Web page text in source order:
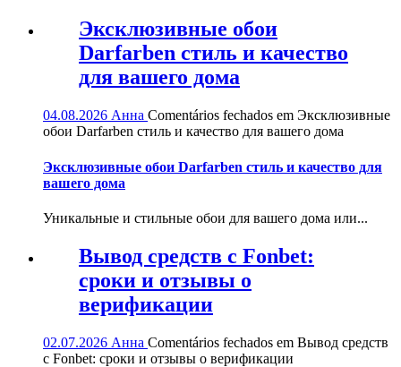
Эксклюзивные обои
Darfarben стиль и качество
для вашего дома
04.08.2026 Анна Comentários fechados em Эксклюзивные
обои Darfarben стиль и качество для вашего дома
Эксклюзивные обои Darfarben стиль и качество для
вашего дома
Уникальные и стильные обои для вашего дома или...
Вывод средств с Fonbet:
сроки и отзывы о
верификации
02.07.2026 Анна Comentários fechados em Вывод средств
с Fonbet: сроки и отзывы о верификации